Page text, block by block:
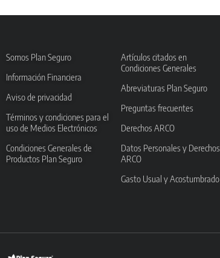
Somos Plan Seguro
Información Financiera
Aviso de privacidad
Términos y condiciones para el
uso de Medios Electrónicos
Condiciones Generales de
Productos Plan Seguro
Artículos citados en
Condiciones Generales
Abreviaturas Plan Seguro
Preguntas frecuentes
Derechos ARCO
Datos Personales y Derechos
ARCO
Gasto Usual y Acostumbrado